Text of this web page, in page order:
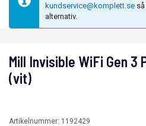
kundservice@komplett.se
alternativ.
Mill Invisible WiFi Gen 3
(vit)
Artikelnummer: 1192429